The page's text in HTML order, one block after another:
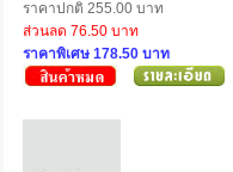
ราคาปกติ 255.00 บาท
ส่วนลด 76.50 บาท
ราคาพิเศษ 178.50 บาท